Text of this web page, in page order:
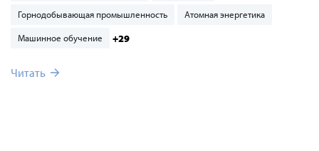
Горнодобывающая промышленность Атомная энергетика
Машинное обучение +29
Читать